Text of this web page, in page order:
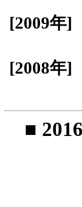
[2009年]
[2008年]
■